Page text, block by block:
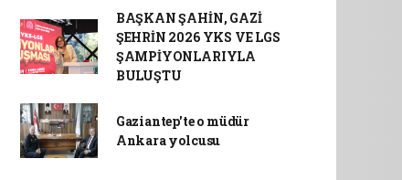
BAŞKAN ŞAHİN, GAZİ
ŞEHRİN 2026 YKS VE LGS
ŞAMPİYONLARIYLA
BULUŞTU
Gaziantep'te o müdür
Ankara yolcusu